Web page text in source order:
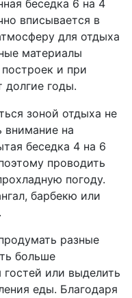
беседка 6 на 4
вписывается в
для отдыха
материалы
и при
долгие годы.
зоной отдыха не
внимание на
беседка 4 на 6
проводить
погоду.
барбекю или
разные
больше
или выделить
еды. Благодаря